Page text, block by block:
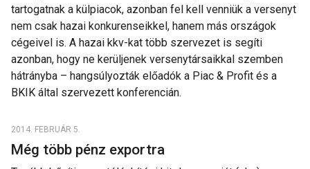
tartogatnak a külpiacok, azonban fel kell venniük a versenyt
nem csak hazai konkurenseikkel, hanem más országok
cégeivel is. A hazai kkv-kat több szervezet is segíti
azonban, hogy ne kerüljenek versenytársaikkal szemben
hátrányba – hangsúlyozták előadók a Piac & Profit és a
BKIK által szervezett konferencián.
2014. FEBRUÁR 5.
Még több pénz exportra